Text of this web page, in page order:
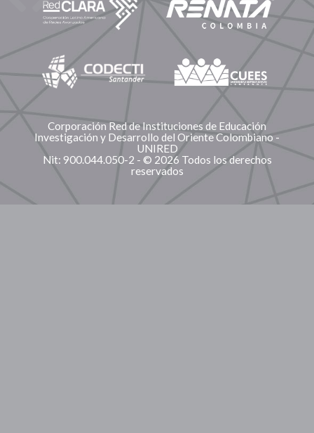
Corporación Red de Instituciones de Educación
Investigación y Desarrollo del Oriente Colombiano -
UNIRED
Nit: 900.044.050-2 - © 2026 Todos los derechos
reservados